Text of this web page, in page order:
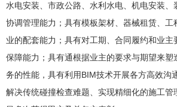
水电安装、市政公路、水利水电、机电安装、
协调管理能力；具有模板架材、器械租赁、工
业的配套能力；具有对工期、合同履约和业
保障能力；具有通根据业主的要求与期望来塑
务的性能，具有利用BIM技术开展各方高效沟
解决传统碰撞检查难题、实现精细化的施工管